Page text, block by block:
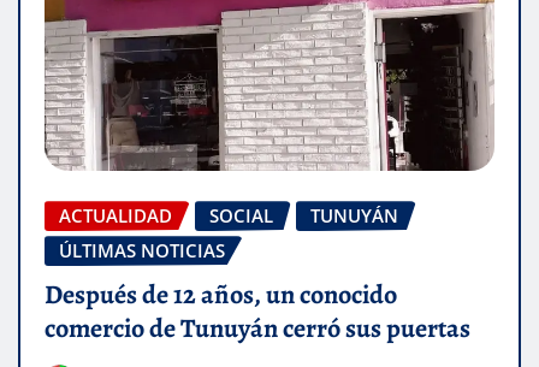
ACTUALIDAD SOCIAL
TUNUYÁN
ÚLTIMAS NOTICIAS
Después de 12 años, un conocido
comercio de Tunuyán cerró sus puertas